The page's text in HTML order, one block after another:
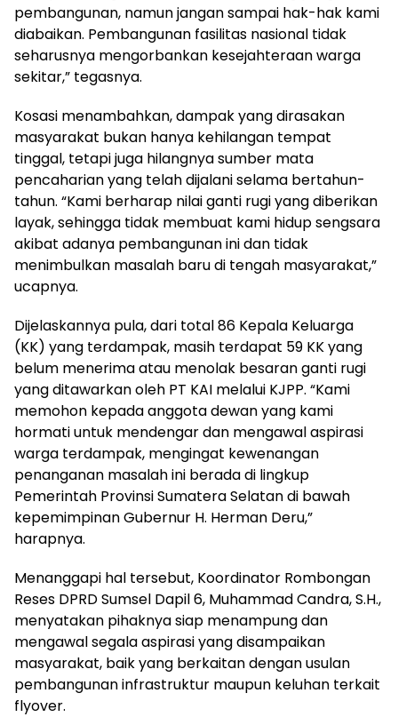
pembangunan, namun jangan sampai hak-hak kami
diabaikan. Pembangunan fasilitas nasional tidak
seharusnya mengorbankan kesejahteraan warga
sekitar,” tegasnya.
Kosasi menambahkan, dampak yang dirasakan
masyarakat bukan hanya kehilangan tempat
tinggal, tetapi juga hilangnya sumber mata
pencaharian yang telah dijalani selama bertahun-
tahun. “Kami berharap nilai ganti rugi yang diberikan
layak, sehingga tidak membuat kami hidup sengsara
akibat adanya pembangunan ini dan tidak
menimbulkan masalah baru di tengah masyarakat,”
ucapnya.
Dijelaskannya pula, dari total 86 Kepala Keluarga
(KK) yang terdampak, masih terdapat 59 KK yang
belum menerima atau menolak besaran ganti rugi
yang ditawarkan oleh PT KAI melalui KJPP. “Kami
memohon kepada anggota dewan yang kami
hormati untuk mendengar dan mengawal aspirasi
warga terdampak, mengingat kewenangan
penanganan masalah ini berada di lingkup
Pemerintah Provinsi Sumatera Selatan di bawah
kepemimpinan Gubernur H. Herman Deru,”
harapnya.
Menanggapi hal tersebut, Koordinator Rombongan
Reses DPRD Sumsel Dapil 6, Muhammad Candra, S.H.,
menyatakan pihaknya siap menampung dan
mengawal segala aspirasi yang disampaikan
masyarakat, baik yang berkaitan dengan usulan
pembangunan infrastruktur maupun keluhan terkait
flyover.